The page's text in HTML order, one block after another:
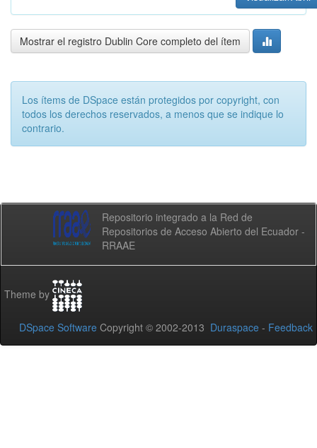
Mostrar el registro Dublin Core completo del ítem
Los ítems de DSpace están protegidos por copyright, con
todos los derechos reservados, a menos que se indique lo
contrario.
Repositorio integrado a la Red de
Repositorios de Acceso Abierto del Ecuador -
RRAAE
Theme by
DSpace Software Copyright © 2002-2013 Duraspace - Feedback